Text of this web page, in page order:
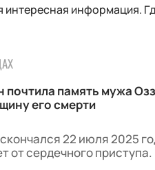
информация.
память мужа
его смерти
22 июля 2025
от сердечного приступа.